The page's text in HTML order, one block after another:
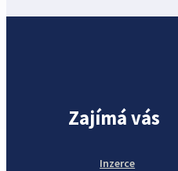
Zajímá vás
Inzerce